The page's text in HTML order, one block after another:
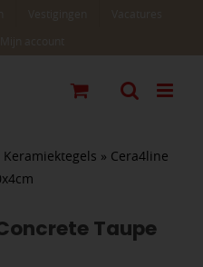
Keramiektegels » Cera4line
Taupe